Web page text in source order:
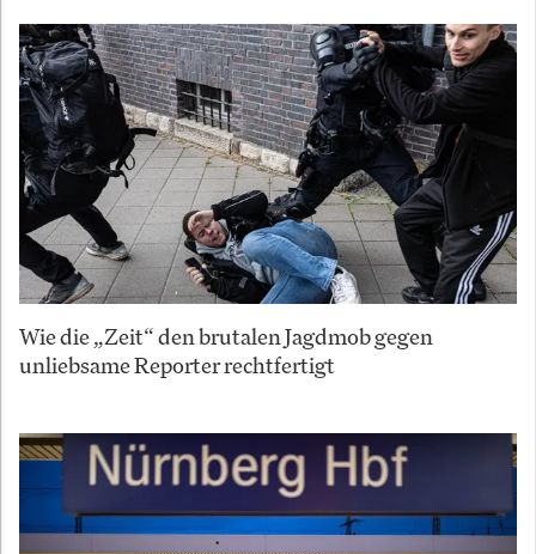
Wie die „Zeit“ den brutalen Jagdmob gegen
unliebsame Reporter rechtfertigt